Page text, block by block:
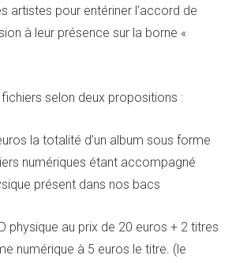
artistes pour entériner l’accord de
à leur présence sur la borne «
selon deux propositions :
la totalité d’un album sous forme
numériques étant accompagné
présent dans nos bacs
physique au prix de 20 euros + 2 titres
numérique à 5 euros le titre. (le